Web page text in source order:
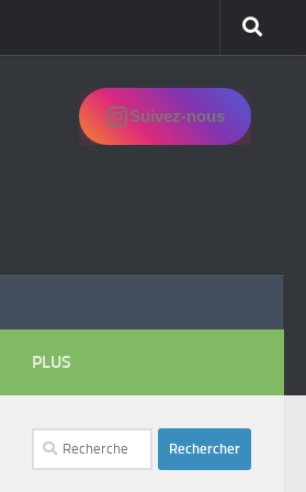
Suivez-nous
PLUS
Rechercher :